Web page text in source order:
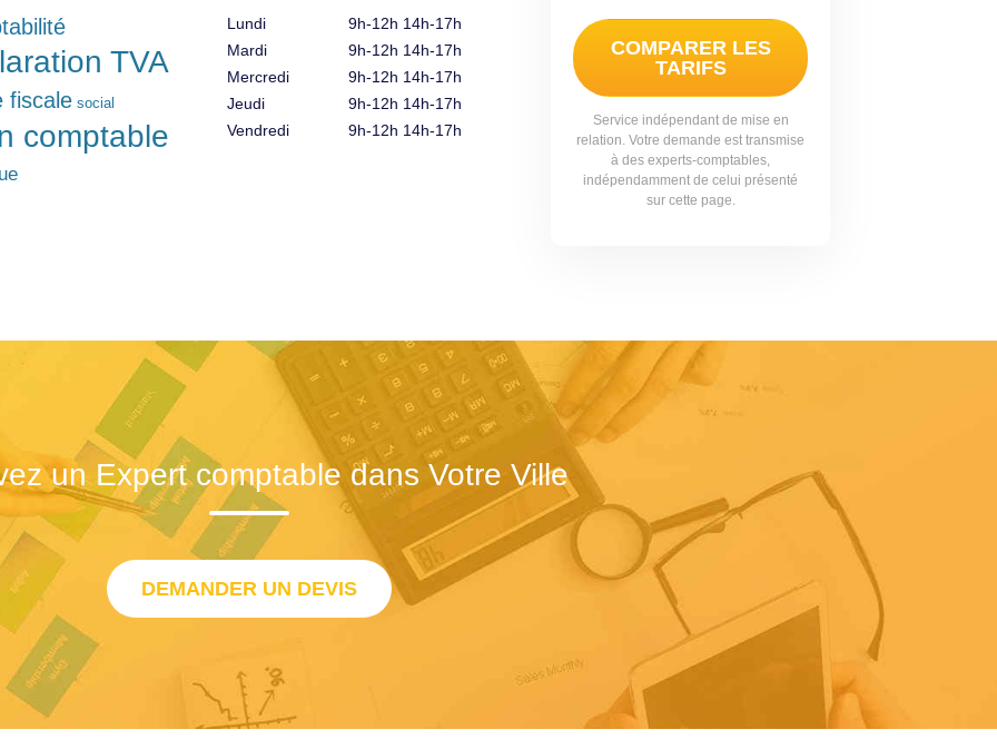
COMPARER LES
TARIFS
Service indépendant de mise en
relation. Votre demande est transmise
à des experts-comptables,
indépendamment de celui présenté
sur cette page.
TVA
fiscale social
comptable
Lundi
Mardi
Mercredi
Jeudi
Vendredi
9h-12h 14h-17h
9h-12h 14h-17h
9h-12h 14h-17h
9h-12h 14h-17h
9h-12h 14h-17h
un Expert comptable dans Votre Ville
DEMANDER UN DEVIS